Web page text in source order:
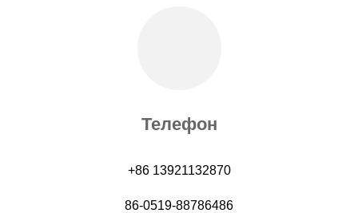
Телефон
+86 13921132870
86-0519-88786486